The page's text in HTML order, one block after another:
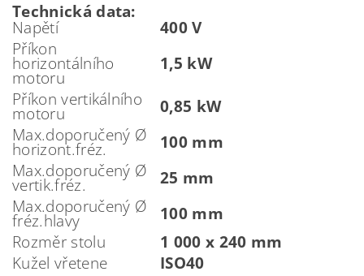
Technická data:
Napětí
400 V
Příkon
horizontálního
motoru
1,5 kW
Příkon vertikálního
motoru
0,85 kW
Max.doporučený Ø
horizont.fréz.
100 mm
Max.doporučený Ø
vertik.fréz.
25 mm
Max.doporučený Ø
fréz.hlavy
100 mm
Rozměr stolu
1 000 x 240 mm
Kužel vřetene
ISO40